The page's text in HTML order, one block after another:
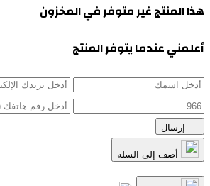
هذا المنتج غير متوفر في المخزون
أعلمني عندما يتوفر المنتج